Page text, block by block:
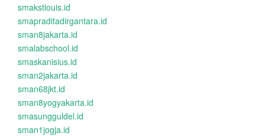
smakstlouis.id
smapraditadirgantara.id
sman8jakarta.id
smalabschool.id
smaskanisius.id
sman2jakarta.id
sman68jkt.id
sman8yogyakarta.id
smasungguldel.id
sman1jogja.id